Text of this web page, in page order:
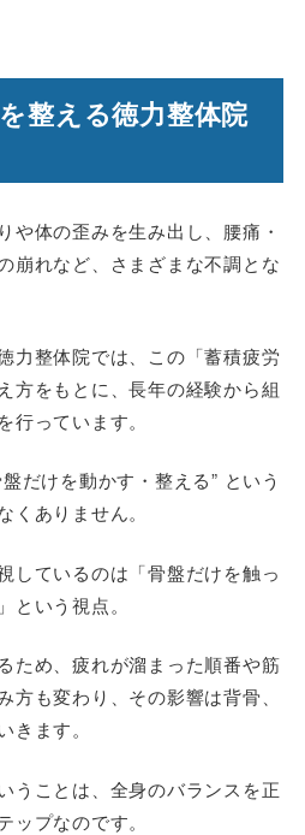
整える徳力整体院
や体の歪みを生み出し、腰痛・
崩れなど、さまざまな不調とな
力整体院では、この「蓄積疲労
方をもとに、長年の経験から組
行っています。
だけを動かす・整える” という
くありません。
しているのは「骨盤だけを触っ
という視点。
ため、疲れが溜まった順番や筋
方も変わり、その影響は背骨、
きます。
うことは、全身のバランスを正
ップなのです。